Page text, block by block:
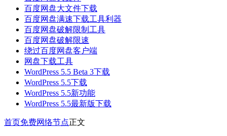
百度网盘大文件下载
百度网盘满速下载工具利器
百度网盘破解限制工具
百度网盘破解限速
绕过百度网盘客户端
网盘下载工具
WordPress 5.5 Beta 3下载
WordPress 5.5下载
WordPress 5.5新功能
WordPress 5.5最新版下载
首页免费网络节点正文